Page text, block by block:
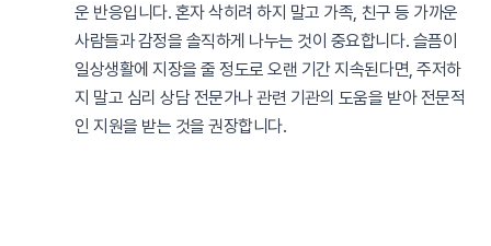
운 반응입니다. 혼자 삭히려 하지 말고 가족, 친구 등 가까운
사람들과 감정을 솔직하게 나누는 것이 중요합니다. 슬픔이
일상생활에 지장을 줄 정도로 오랜 기간 지속된다면, 주저하
지 말고 심리 상담 전문가나 관련 기관의 도움을 받아 전문적
인 지원을 받는 것을 권장합니다.